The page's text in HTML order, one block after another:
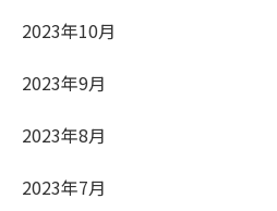
2023年10月
2023年9月
2023年8月
2023年7月